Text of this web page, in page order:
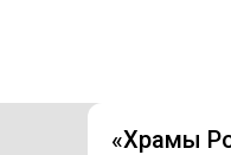
«Храмы